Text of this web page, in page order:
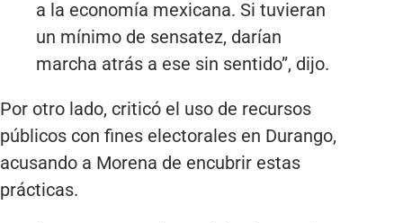
a la economía mexicana. Si tuvieran
un mínimo de sensatez, darían
marcha atrás a ese sin sentido”, dijo.
Por otro lado, criticó el uso de recursos
públicos con fines electorales en Durango,
acusando a Morena de encubrir estas
prácticas.